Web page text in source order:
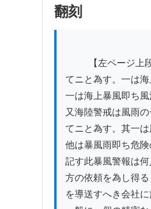
翻刻
てニと為す。一は
一は海上暴風即ち
又海陸警戒は風雨
てニと為す。其一
他は暴風雨即ち危
記す此暴風警報は
方の依頼を為し得
を導送すへき会社